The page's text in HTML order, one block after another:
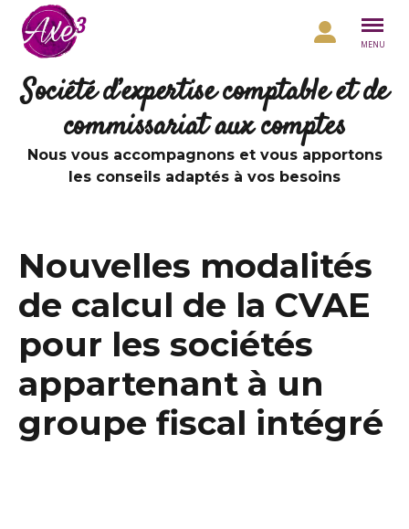
Aller au contenu
MENU
Société d’expertise comptable et de
commissariat aux comptes
Nous vous accompagnons et vous apportons
les conseils adaptés à vos besoins
Nouvelles modalités
de calcul de la CVAE
pour les sociétés
appartenant à un
groupe fiscal intégré